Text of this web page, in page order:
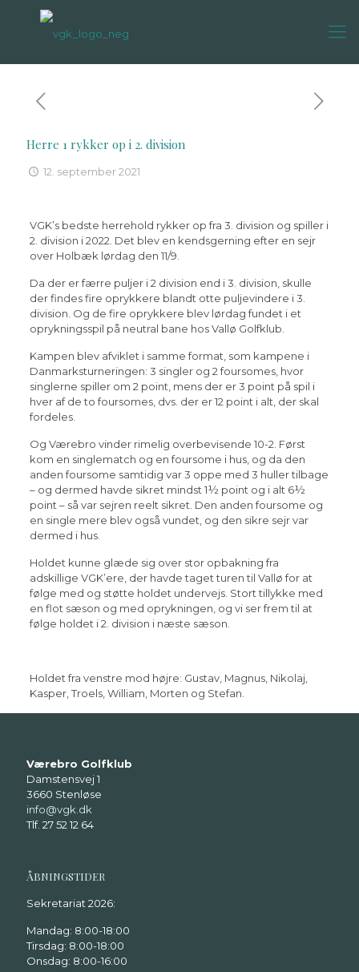
Herre 1 rykker op i 2. division
12. september 2021
VGK’s bedste herrehold rykker op fra 3. division og spiller i
2. division i 2022. Det blev en kendsgerning efter en sejr
over Holbæk lørdag den 11/9.
Da der er færre puljer i 2 division end i 3. division, skulle
der findes fire oprykkere blandt otte puljevindere i 3.
division. Og de fire oprykkere blev lørdag fundet i et
oprykningsspil på neutral bane hos Vallø Golfklub.
Kampen blev afviklet i samme format, som kampene i
Danmarksturneringen: 3 singler og 2 foursomes, hvor
singlerne spiller om 2 point, mens der er 3 point på spil i
hver af de to foursomes, dvs. der er 12 point i alt, der skal
fordeles.
Og Værebro vinder rimelig overbevisende 10-2. Først
kom en singlematch og en foursome i hus, og da den
anden foursome samtidig var 3 oppe med 3 huller tilbage
– og dermed havde sikret mindst 1½ point og i alt 6½
point – så var sejren reelt sikret. Den anden foursome og
en single mere blev også vundet, og den sikre sejr var
dermed i hus.
Holdet kunne glæde sig over stor opbakning fra
adskillige VGK’ere, der havde taget turen til Vallø for at
følge med og støtte holdet undervejs. Stort tillykke med
en flot sæson og med oprykningen, og vi ser frem til at
følge holdet i 2. division i næste sæson.
Holdet fra venstre mod højre: Gustav, Magnus, Nikolaj,
Kasper, Troels, William, Morten og Stefan.
Værebro Golfklub
Damstensvej 1
3660 Stenløse
info@vgk.dk
Tlf. 27 52 12 64
ÅBNINGSTIDER
Sekretariat 2026:
Mandag: 8:00-18:00
Tirsdag: 8:00-18:00
Onsdag: 8:00-16:00